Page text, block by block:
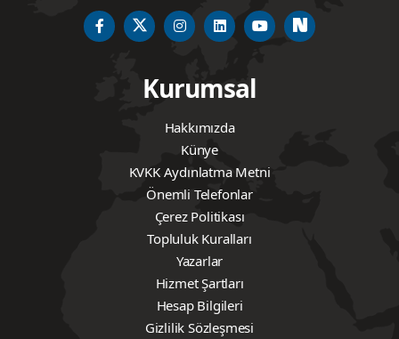
alışverişinde bulunmuşlardır. Bugün bile
arada yaşamaktadır. Hatta aktif olarak
Kayseri, tarihte eğitimde de ön plana
çıkmaktadır. Anadolu’nun ilk medresesi
Kayseri’dedir. Turizm açısından da önemli
bir şehirdir; çok fazla doğal oluşumu
bulunmaktadır. Zamantı Irmağı ve
Kızılırmak Nehri’nin Kayseri’den geçmesi,